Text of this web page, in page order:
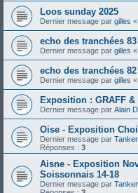
Loos sunday 2025
Dernier message par gilles «
echo des tranchées 83
Dernier message par gilles «
echo des tranchées
Dernier message par gilles «
Exposition : GRAFF &
Dernier message par Alain
Oise - Exposition
Dernier message par Tanker
Réponses : 3
Aisne - Exposition
Soissonnais 14-18
Dernier message par Tanker